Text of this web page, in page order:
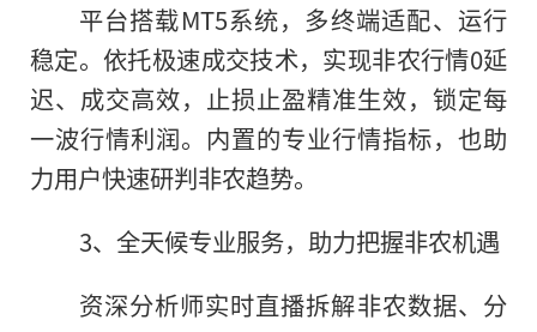
平台搭载MT5系统，多终端适配、运行
稳定。依托极速成交技术，实现非农行情0延
迟、成交高效，止损止盈精准生效，锁定每
一波行情利润。内置的专业行情指标，也助
力用户快速研判非农趋势。
3、全天候专业服务，助力把握非农机遇
资深分析师实时直播拆解非农数据、分